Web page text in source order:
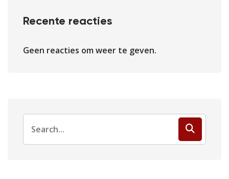
Recente reacties
Geen reacties om weer te geven.